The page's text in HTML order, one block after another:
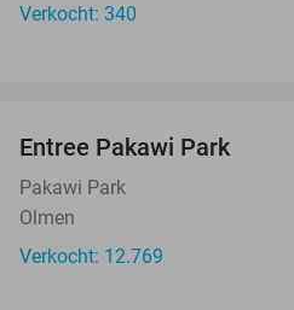
Verkocht: 340
Entree Pakawi Park
Pakawi Park
Olmen
Verkocht: 12.769